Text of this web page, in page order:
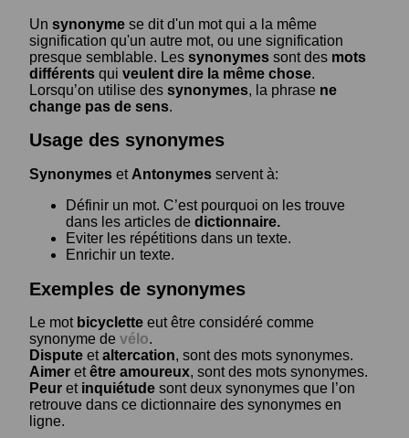
Un synonyme se dit d'un mot qui a la même
signification qu'un autre mot, ou une signification
presque semblable. Les synonymes sont des mots
différents qui veulent dire la même chose.
Lorsqu’on utilise des synonymes, la phrase ne
change pas de sens.
Usage des synonymes
Synonymes et Antonymes servent à:
Définir un mot. C’est pourquoi on les trouve
dans les articles de dictionnaire.
Eviter les répétitions dans un texte.
Enrichir un texte.
Exemples de synonymes
Le mot bicyclette eut être considéré comme
synonyme de vélo.
Dispute etaltercation, sont des mots synonymes.
Aimer etêtre amoureux, sont des mots synonymes.
Peur et inquiétude sont deux synonymes que l’on
retrouve dans ce dictionnaire des synonymes en
ligne.